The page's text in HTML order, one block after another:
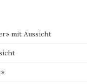
mit Aussicht